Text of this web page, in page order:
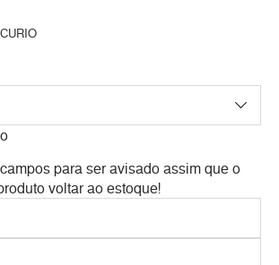
para ser avisado assim que o
voltar ao estoque!